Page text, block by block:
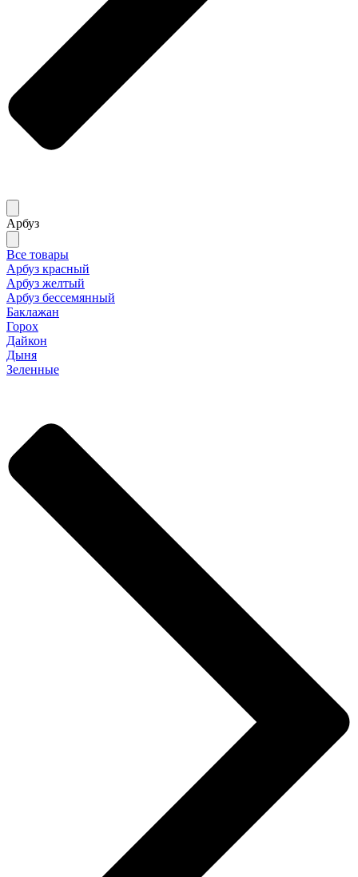
Арбуз
Все товары
Арбуз красный
Арбуз желтый
Арбуз бессемянный
Баклажан
Горох
Дайкон
Дыня
Зеленные